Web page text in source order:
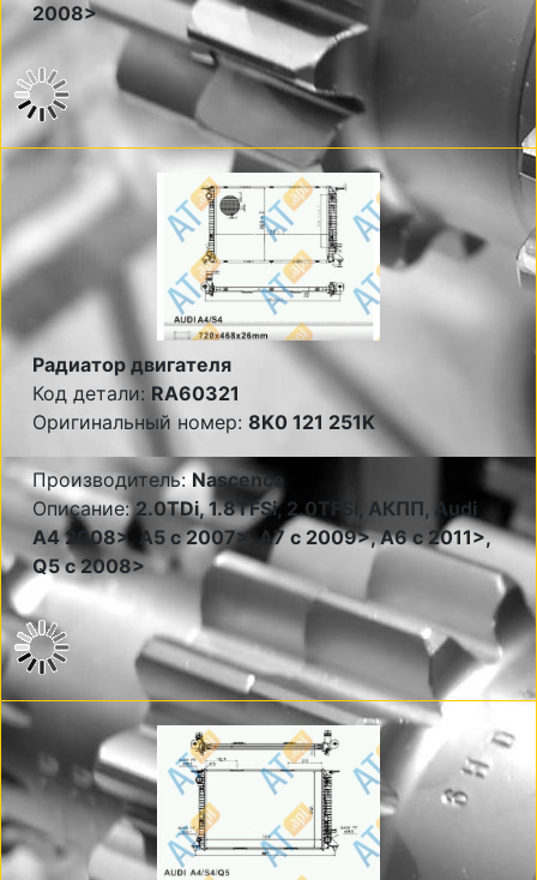
2008>
Радиатор двигателя
Код детали: RA60321
Оригинальный номер: 8K0 121 251K
Производитель: Nascence
Описание:2.0TDi, 1.8TFSi, 2.0TFSi, АКПП, Audi
A4 2008>, A5 c 2007>, A7 c 2009>, A6 c 2011>,
Q5 c 2008>